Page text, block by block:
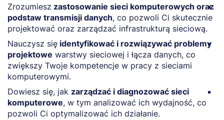
Zrozumiesz zastosowanie sieci komputerowych oraz
podstaw transmisji danych, co pozwoli Ci skutecznie
projektować oraz zarządzać infrastrukturą sieciową.
Nauczysz się identyfikować i rozwiązywać problemy
projektowe warstwy sieciowej i łącza danych, co
zwiększy Twoje kompetencje w pracy z sieciami
komputerowymi.
Dowiesz się, jak zarządzać i diagnozować sieci
komputerowe, w tym analizować ich wydajność, co
pozwoli Ci optymalizować ich działanie.